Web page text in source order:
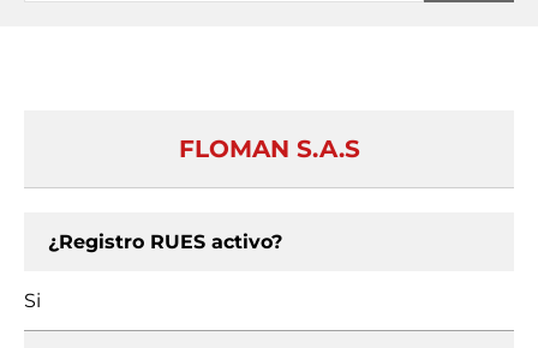
FLOMAN S.A.S
¿Registro RUES activo?
Si